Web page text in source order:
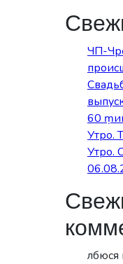
ЧП-
60
Утро.
Утро.
лбюся